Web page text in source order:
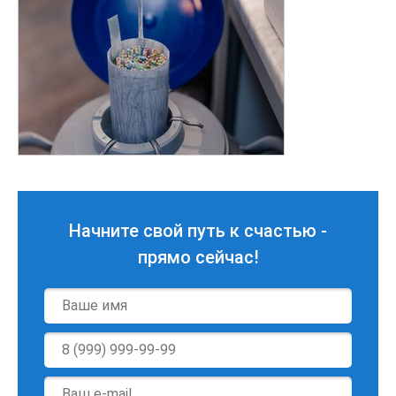
Начните свой путь к счастью -
прямо сейчас!
Имя
*
Телефон
*
E-